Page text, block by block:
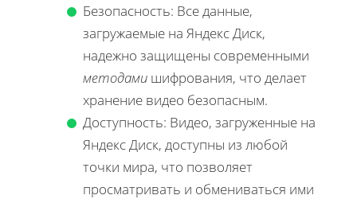
Безопасность: Все данные,
загружаемые на Яндекс Диск,
надежно защищены современными
методами шифрования, что делает
хранение видео безопасным.
Доступность: Видео, загруженные на
Яндекс Диск, доступны из любой
точки мира, что позволяет
просматривать и обмениваться ими